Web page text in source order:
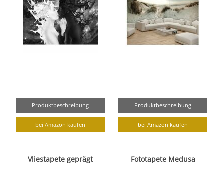
Produktbeschreibung
bei Amazon kaufen
Produktbeschreibung
bei Amazon kaufen
Vliestapete geprägt Fototapete Medusa